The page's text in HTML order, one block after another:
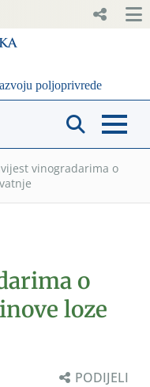
vinogradarima o
o
loze
PODIJELI